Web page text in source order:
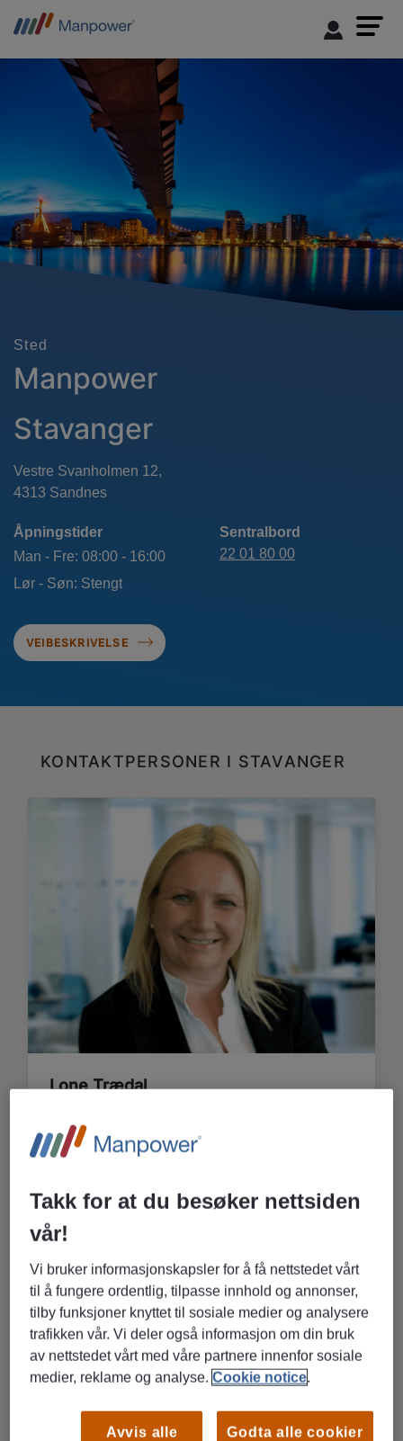
Sted
Manpower
Stavanger
Vestre Svanholmen 12,
Åpningstider
Man - Fre: 08:00 - 16:00
Lør - Søn: Stengt
Sentralbord
22 01 80 00
VEIBESKRIVELSE
KONTAKTPERSONER I STAVANGER
Lone Trædal
Tlf: 94 81 44 91 /
Se Lones LinkedIn-profil >
Takk for at du besøker nettsiden
vår!
Vi bruker informasjonskapsler for å få nettstedet vårt
til å fungere ordentlig, tilpasse innhold og annonser,
tilby funksjoner knyttet til sosiale medier og analysere
trafikken vår. Vi deler også informasjon om din bruk
av nettstedet vårt med våre partnere innenfor sosiale
medier, reklame og analyse.Cookie notice.
Avvis alle Godta alle cookier